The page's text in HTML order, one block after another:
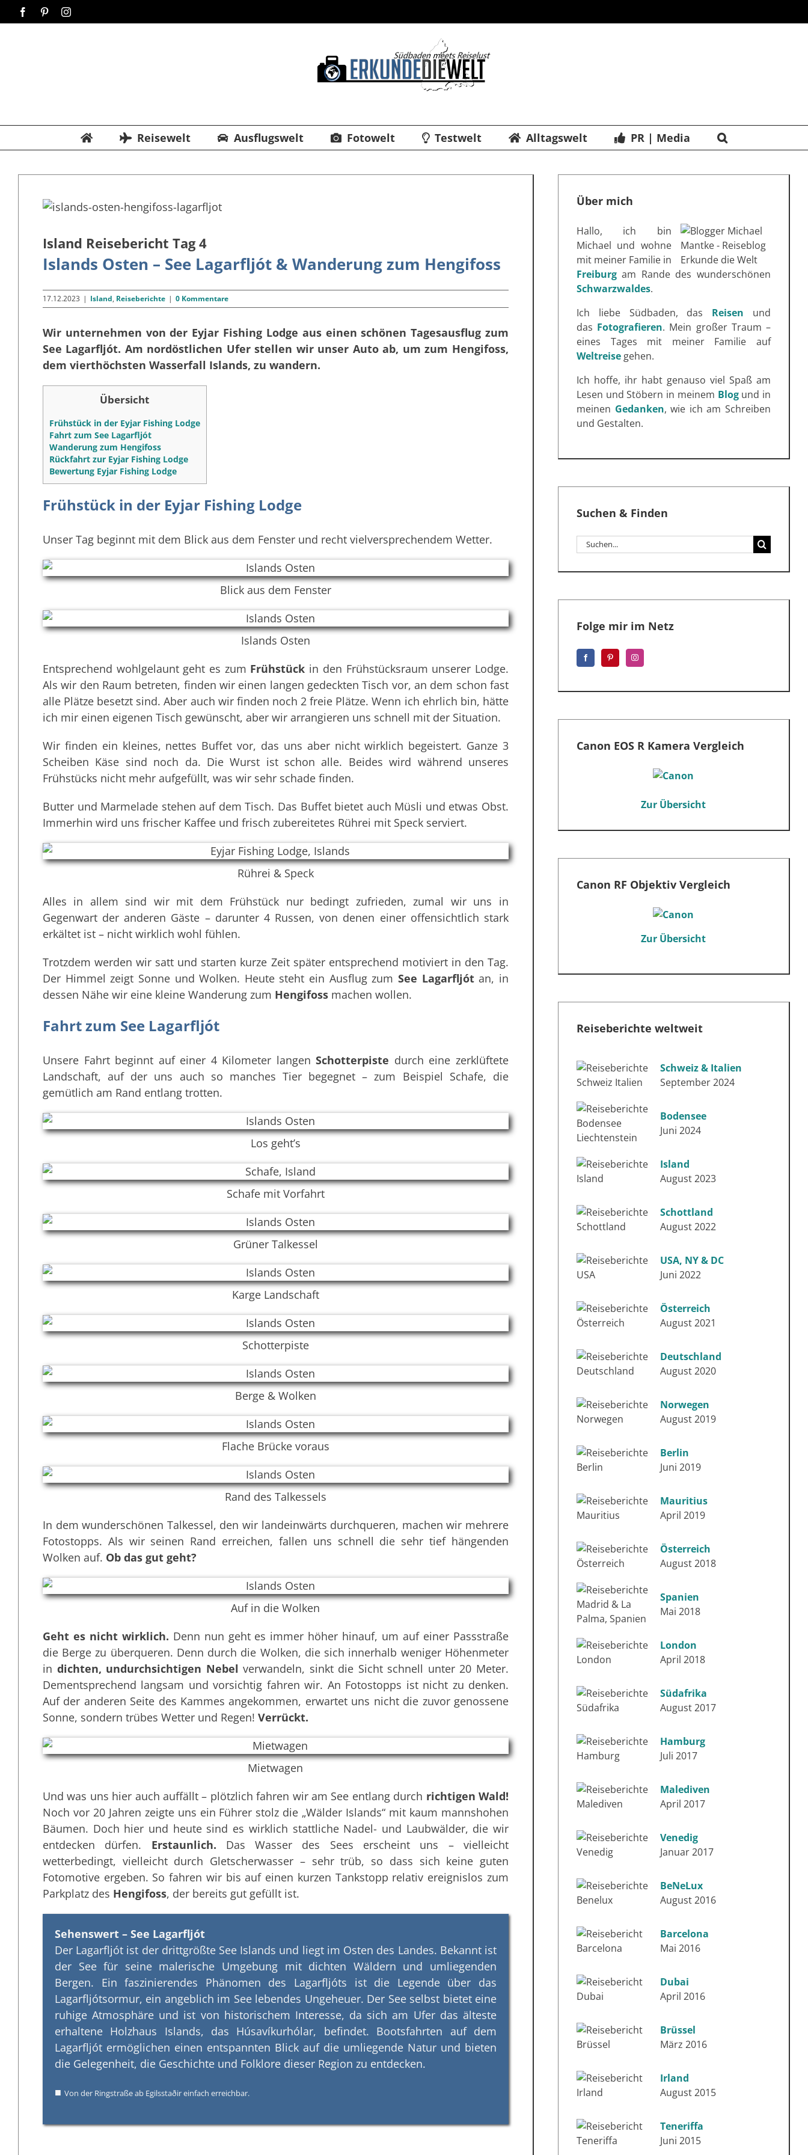
Zum
Inhalt
FacebookPinterestInstagram
Reisewelt Ausflugswelt Fotowelt Testwelt Alltagswelt PR | Media
Island Reisebericht Tag 4
Islands Osten – See Lagarfljót & Wanderung zum Hengifoss
17.12.2023 | Island, Reiseberichte | 0 Kommentare
Wir unternehmen von der Eyjar Fishing Lodge aus einen schönen Tagesausflug zum
See Lagarfljót. Am nordöstlichen Ufer stellen wir unser Auto ab, um zum Hengifoss,
dem vierthöchsten Wasserfall Islands, zu wandern.
Übersicht
Frühstück in der Eyjar Fishing Lodge
Fahrt zum See Lagarfljót
Wanderung zum Hengifoss
Rückfahrt zur Eyjar Fishing Lodge
Bewertung Eyjar Fishing Lodge
Frühstück in der Eyjar Fishing Lodge
Unser Tag beginnt mit dem Blick aus dem Fenster und recht vielversprechendem Wetter.
Blick aus dem Fenster
Islands Osten
Entsprechend wohlgelaunt geht es zum Frühstück in den Frühstücksraum unserer Lodge.
Als wir den Raum betreten, finden wir einen langen gedeckten Tisch vor, an dem schon fast
alle Plätze besetzt sind. Aber auch wir finden noch 2 freie Plätze. Wenn ich ehrlich bin, hätte
ich mir einen eigenen Tisch gewünscht, aber wir arrangieren uns schnell mit der Situation.
Wir finden ein kleines, nettes Buffet vor, das uns aber nicht wirklich begeistert. Ganze 3
Scheiben Käse sind noch da. Die Wurst ist schon alle. Beides wird während unseres
Frühstücks nicht mehr aufgefüllt, was wir sehr schade finden.
Butter und Marmelade stehen auf dem Tisch. Das Buffet bietet auch Müsli und etwas Obst.
Immerhin wird uns frischer Kaffee und frisch zubereitetes Rührei mit Speck serviert.
Rührei & Speck
Alles in allem sind wir mit dem Frühstück nur bedingt zufrieden, zumal wir uns in
Gegenwart der anderen Gäste – darunter 4 Russen, von denen einer offensichtlich stark
erkältet ist – nicht wirklich wohl fühlen.
Trotzdem werden wir satt und starten kurze Zeit später entsprechend motiviert in den Tag.
Der Himmel zeigt Sonne und Wolken. Heute steht ein Ausflug zumSee Lagarfljótan, in
dessen Nähe wir eine kleine Wanderung zum Hengifossmachen wollen.
Fahrt zum See Lagarfljót
Unsere Fahrt beginnt auf einer 4 Kilometer langenSchotterpiste durch eine zerklüftete
Landschaft, auf der uns auch so manches Tier begegnet – zum Beispiel Schafe, die
gemütlich am Rand entlang trotten.
Los geht’s
Schafe mit Vorfahrt
Grüner Talkessel
Karge Landschaft
Schotterpiste
Berge & Wolken
Flache Brücke voraus
Rand des Talkessels
In dem wunderschönen Talkessel, den wir landeinwärts durchqueren, machen wir mehrere
Fotostopps. Als wir seinen Rand erreichen, fallen uns schnell die sehr tief hängenden
Wolken auf. Ob das gut geht?
Auf in die Wolken
Geht es nicht wirklich. Denn nun geht es immer höher hinauf, um auf einer Passstraße
die Berge zu überqueren. Denn durch die Wolken, die sich innerhalb weniger Höhenmeter
in dichten, undurchsichtigen Nebel verwandeln, sinkt die Sicht schnell unter 20 Meter.
Dementsprechend langsam und vorsichtig fahren wir. An Fotostopps ist nicht zu denken.
Auf der anderen Seite des Kammes angekommen, erwartet uns nicht die zuvor genossene
Sonne, sondern trübes Wetter und Regen! Verrückt.
Mietwagen
Und was uns hier auch auffällt – plötzlich fahren wir am See entlang durch richtigen Wald!
Noch vor 20 Jahren zeigte uns ein Führer stolz die „Wälder Islands“ mit kaum mannshohen
Bäumen. Doch hier und heute sind es wirklich stattliche Nadel- und Laubwälder, die wir
entdecken dürfen. Erstaunlich. Das Wasser des Sees erscheint uns – vielleicht
wetterbedingt, vielleicht durch Gletscherwasser – sehr trüb, so dass sich keine guten
Fotomotive ergeben. So fahren wir bis auf einen kurzen Tankstopp relativ ereignislos zum
Parkplatz des Hengifoss, der bereits gut gefüllt ist.
Sehenswert – See Lagarfljót
Der Lagarfljót ist der drittgrößte See Islands und liegt im Osten des Landes. Bekannt ist
der See für seine malerische Umgebung mit dichten Wäldern und umliegenden
Bergen. Ein faszinierendes Phänomen des Lagarfljóts ist die Legende über das
Lagarfljótsormur, ein angeblich im See lebendes Ungeheuer. Der See selbst bietet eine
ruhige Atmosphäre und ist von historischem Interesse, da sich am Ufer das älteste
erhaltene Holzhaus Islands, das Húsavíkurhólar, befindet. Bootsfahrten auf dem
Lagarfljót ermöglichen einen entspannten Blick auf die umliegende Natur und bieten
die Gelegenheit, die Geschichte und Folklore dieser Region zu entdecken.
■ Von der Ringstraße ab Egilsstaðir einfach erreichbar.
Über mich
Hallo, ich bin
Michael und wohne
mit meiner Familie in
Freiburgam Rande des wunderschönen
Schwarzwaldes.
Ich liebe Südbaden, das Reisen und
das Fotografieren. Mein großer Traum –
eines Tages mit meiner Familie auf
Weltreisegehen.
Ich hoffe, ihr habt genauso viel Spaß am
Lesen und Stöbern in meinem Blog und in
meinen Gedanken, wie ich am Schreiben
und Gestalten.
Suchen & Finden
Suche
nach:
Folge mir im Netz
Canon EOS R Kamera Vergleich
Zur Übersicht
Canon RF Objektiv Vergleich
Zur Übersicht
Reiseberichte weltweit
Schweiz & Italien
September 2024
Bodensee
Juni 2024
Island
August 2023
Schottland
August 2022
USA, NY & DC
Juni 2022
Österreich
August 2021
Deutschland
August 2020
Norwegen
August 2019
Berlin
Juni 2019
Mauritius
April 2019
Österreich
August 2018
Spanien
Mai 2018
London
April 2018
Südafrika
August 2017
Hamburg
Juli 2017
Malediven
April 2017
Venedig
Januar 2017
BeNeLux
August 2016
Barcelona
Mai 2016
Dubai
April 2016
Brüssel
März 2016
Irland
August 2015
Teneriffa
Juni 2015